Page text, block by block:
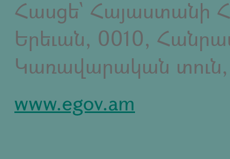
Հասցե` Հայաստանի
Երեւան, 0010,
Կառավարական տուն,
www.egov.am